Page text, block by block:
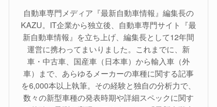
自動車専門メディア『最新自動車情報』編集長の
KAZU。IT企業から独立後、自動車専門サイト『最
新自動車情報』を立ち上げ、編集長として12年間
運営に携わってまいりました。これまでに、新
車・中古車、国産車（日本車）から輸入車（外
車）まで、あらゆるメーカーの車種に関する記事
を6,000本以上執筆。その経験と独自の分析力で、
数々の新型車種の発表時期や詳細スペックに関す